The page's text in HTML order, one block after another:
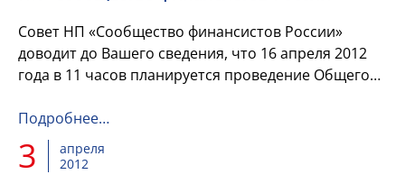
Совет НП «Сообщество финансистов России»
доводит до Вашего сведения, что 16 апреля 2012
года в 11 часов планируется проведение Общего
«Сообщество финансистов Росси...
Подробнее…
3
апреля
2012